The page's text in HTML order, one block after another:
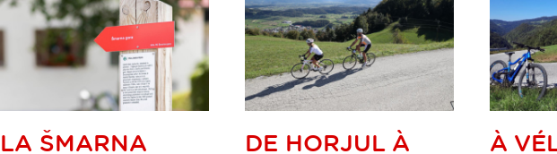
LA ŠMARNA DE HORJUL À À